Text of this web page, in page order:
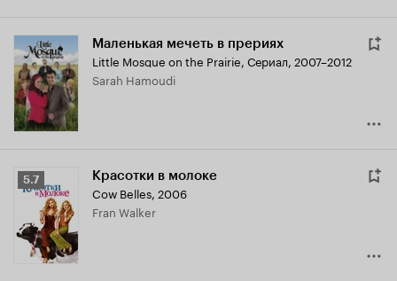
Маленькая мечеть в прериях
Little Mosque on the Prairie, Сериал, 2007–2012
Sarah Hamoudi
Рейтинг
Кинопоиска
5.7 Красотки в молоке
Cow Belles, 2006
Fran Walker